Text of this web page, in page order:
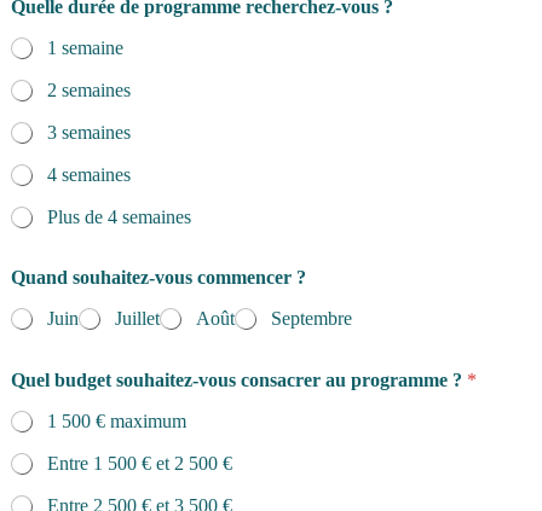
Quelle durée de programme recherchez-vous ?
1 semaine
2 semaines
3 semaines
4 semaines
Plus de 4 semaines
Quand souhaitez-vous commencer ?
Juin
Juillet Août Septembre
Quel budget souhaitez-vous consacrer au programme ? *
1 500 € maximum
Entre 1 500 € et 2 500 €
Entre 2 500 € et 3 500 €